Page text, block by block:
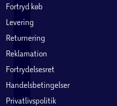
Fortryd køb
Levering
Returnering
Reklamation
Fortrydelsesret
Handelsbetingelser
Privatlivspolitik